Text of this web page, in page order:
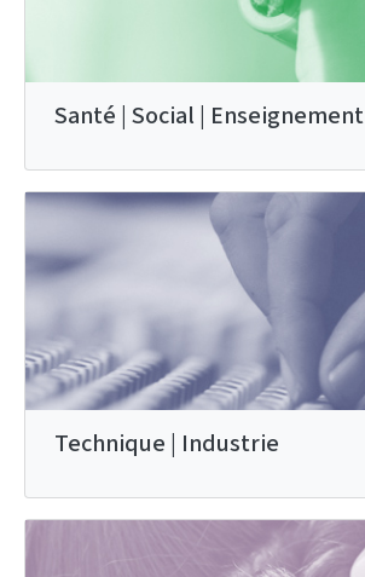
Santé | Social | Enseignement
Technique | Industrie